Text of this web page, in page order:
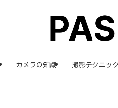
カメラの知識 撮影テクニッ